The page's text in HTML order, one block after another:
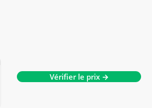
Vérifier le prix →